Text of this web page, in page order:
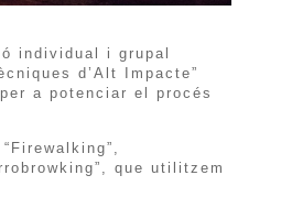
individual i grupal
d’Alt Impacte”
a potenciar el procés
que utilitzem